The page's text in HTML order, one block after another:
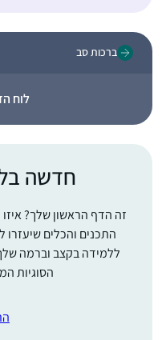
ברכות סב
לוח
חדשה
זה הדף הראשון שלך?
התכנים והכלים
ללמידה בקצב וברמה
הסוגיות